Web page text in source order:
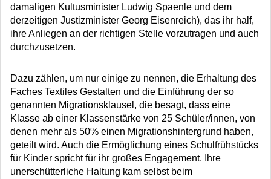
damaligen Kultusminister Ludwig Spaenle und dem
derzeitigen Justizminister Georg Eisenreich), das ihr half,
ihre Anliegen an der richtigen Stelle vorzutragen und auch
durchzusetzen.
Dazu zählen, um nur einige zu nennen, die Erhaltung des
Faches Textiles Gestalten und die Einführung der so
genannten Migrationsklausel, die besagt, dass eine
Klasse ab einer Klassenstärke von 25 Schüler/innen, von
denen mehr als 50% einen Migrationshintergrund haben,
geteilt wird. Auch die Ermöglichung eines Schulfrühstücks
für Kinder spricht für ihr großes Engagement. Ihre
unerschütterliche Haltung kam selbst beim